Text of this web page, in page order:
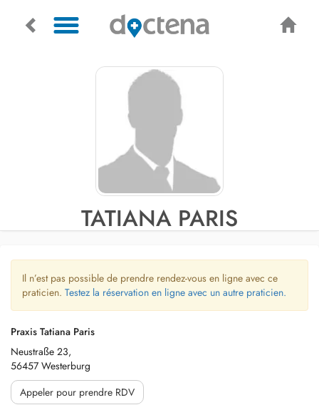
TATIANA PARIS
Il n’est pas possible de prendre rendez-vous en ligne avec ce
praticien. Testez la réservation en ligne avec un autre praticien.
Praxis Tatiana Paris
Neustraße 23,
56457 Westerburg
Appeler pour prendre RDV